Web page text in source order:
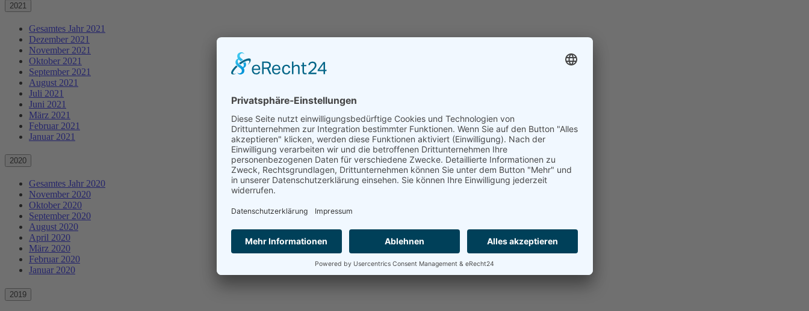
2021
Gesamtes Jahr 2021
Dezember 2021
November 2021
Oktober 2021
September 2021
August 2021
Juli 2021
Juni 2021
März 2021
Februar 2021
Januar 2021
2020
Gesamtes Jahr 2020
November 2020
Oktober 2020
September 2020
August 2020
April 2020
März 2020
Februar 2020
Januar 2020
2019